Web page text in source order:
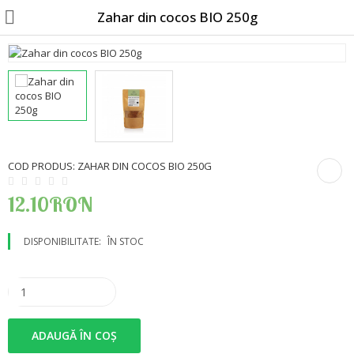
Blog
De ce Bio-market?
Granola, porridge, fulgi si musli
Zahar din cocos BIO 250g
COD PRODUS: ZAHAR DIN COCOS BIO 250G
12.10RON
DISPONIBILITATE: ÎN STOC